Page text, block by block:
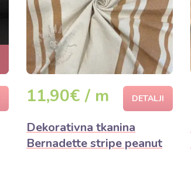
11,90€ / m DETALJI
Dekorativna tkanina
Bernadette stripe peanut